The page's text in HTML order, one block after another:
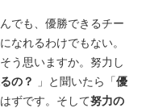
でも、優勝できるチー
なれるわけでもない。
う思いますか。努力し
の？ 」と聞いたら「優
ずです。そして努力の